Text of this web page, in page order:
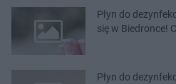
Płyn do
się w Biedronce!
Płyn do